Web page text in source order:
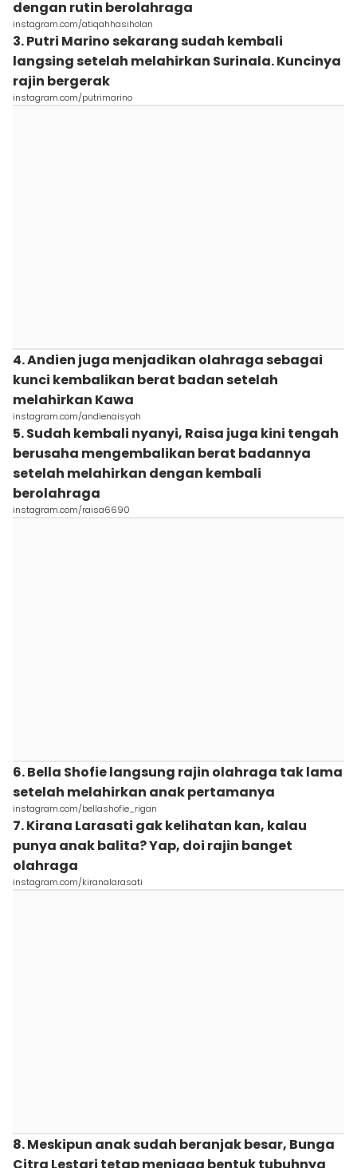
dengan rutin berolahraga
instagram.com/atiqahhasiholan
3. Putri Marino sekarang sudah kembali
langsing setelah melahirkan Surinala. Kuncinya
rajin bergerak
instagram.com/putrimarino
4. Andien juga menjadikan olahraga sebagai
kunci kembalikan berat badan setelah
melahirkan Kawa
instagram.com/andienaisyah
5. Sudah kembali nyanyi, Raisa juga kini tengah
berusaha mengembalikan berat badannya
setelah melahirkan dengan kembali
berolahraga
instagram.com/raisa6690
6. Bella Shofie langsung rajin olahraga tak lama
setelah melahirkan anak pertamanya
instagram.com/bellashofie_rigan
7. Kirana Larasati gak kelihatan kan, kalau
punya anak balita? Yap, doi rajin banget
olahraga
instagram.com/kiranalarasati
8. Meskipun anak sudah beranjak besar, Bunga